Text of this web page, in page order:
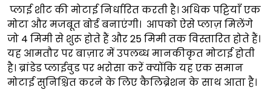
प्लाई शीट की मोटाई निर्धारित करती है। अधिक पट्टियाँ एक
मोटा और मजबूत बोर्ड बनाएंगी। आपको ऐसे प्लाज़ मिलेंगे
जो 4 मिमी से शुरू होते हैं और 25 मिमी तक विस्तारित होते हैं।
यह आमतौर पर बाज़ार में उपलब्ध मानकीकृत मोटाई होती
है। ब्रांडेड प्लाईवुड पर भरोसा करें क्योंकि यह एक समान
मोटाई सुनिश्चित करने के लिए कैलिब्रेशन के साथ आता है।